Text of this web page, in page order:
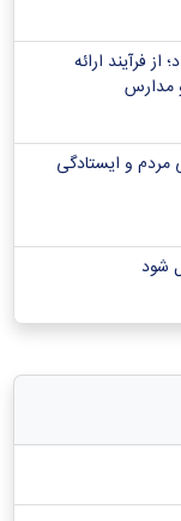
هماهنگی اکسپو ۲۰۲۷ بلگراد؛ از فرآیند ارائه
مدارس
و ایستادگی
شود